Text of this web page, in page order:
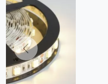
Previous